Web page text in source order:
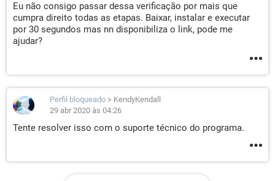
Eu não consigo passar dessa verificação por mais que
cumpra direito todas as etapas. Baixar, instalar e executar
por 30 segundos mas nn disponibiliza o link, pode me
ajudar?
Perfil bloqueado > KendyKendall
29 abr 2020 às 04:26
Tente resolver isso com o suporte técnico do programa.